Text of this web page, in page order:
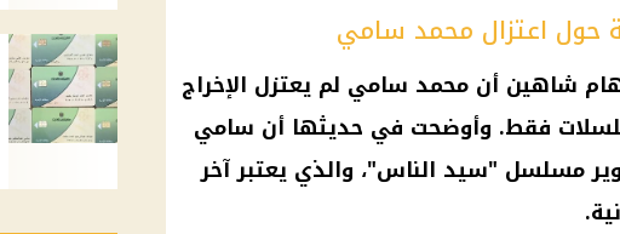
حول اعتزال محمد سامي
شاهين أن محمد سامي لم يعتزل الإخراج
فقط. وأوضحت في حديثها أن سامي
مسلسل "سيد الناس"، والذي يعتبر آخر